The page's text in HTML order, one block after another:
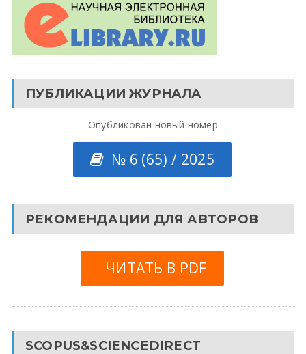
ПУБЛИКАЦИИ ЖУРНАЛА
Опубликован новый номер
№ 6 (65) / 2025
РЕКОМЕНДАЦИИ ДЛЯ АВТОРОВ
ЧИТАТЬ В PDF
SCOPUS&SCIENCEDIRECT